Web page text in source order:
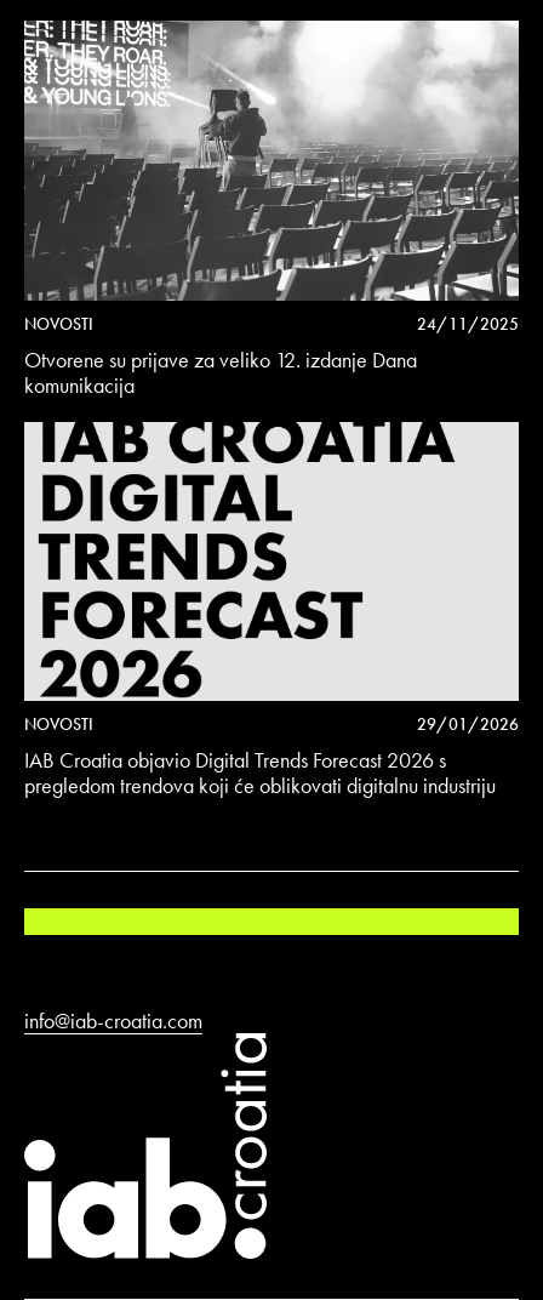
NOVOSTI 24/11/2025
Otvorene su prijave za veliko 12. izdanje Dana
komunikacija
NOVOSTI 29/01/2026
IAB Croatia objavio Digital Trends Forecast 2026 s
pregledom trendova koji će oblikovati digitalnu industriju
info@iab-croatia.com